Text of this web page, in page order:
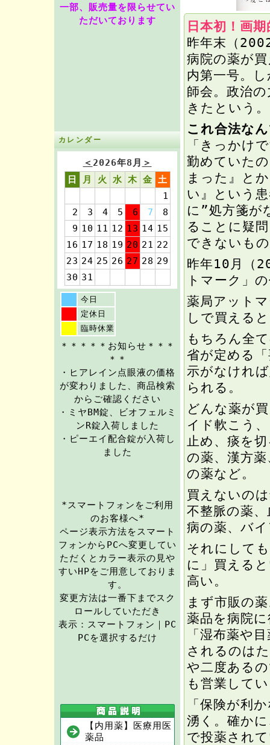
一部、販売量を限らせてい
ただいております
カレンダー
＜ 2026年8月 ＞
日
月 火 水 木 金 土
1
2
3 4 5 6 7
8
9 10 11 12 13 14 15
16 17 18 19 20 21 22
23 24 25 26 27 28 29
30 31
今日
定休日
臨時休業
＊＊＊＊＊お知らせ＊＊＊
＊＊
・ヒアレイン点眼液の価格
が変わりました、商品検索
からご確認ください
・ミヤBM錠、ビオフェルミ
ンR錠入荷しました
・ピーエイ配合錠が入荷し
ました
*スマートフォンをご利用
のお客様へ*
ページ表示方法をスマート
フォンからPCへ変更してい
ただくとカラー表示の見や
すいHPをご用意しておりま
す。
変更方法は一番下までスク
ロールしていただき
表示：スマートフォン｜PC
PCを選択するだけ
【内用薬】医療用医
薬品
日本初！画
昨年末（
病院の薬が
内第一号。
師会。政治
きたという。
これ合法な
「きっかけ
勤めていた
まった』と
い』という
に”処方箋が
ることに疑
できないも
昨年10月（
トマーク」
薬局アット
しで買える
もちろん全
省が定める
示がなけれ
られる。
どんな薬が
イド軟こう
止め、痰を
の薬、漢方
の薬など。
買えないの
不整脈の薬
病の薬、バ
それにして
に」買える
高い。
まず市販の
薬品を病院
「湿布薬や
されるのは
や二度ある
も営業して
「保険が利
湧く。確か
で投薬され